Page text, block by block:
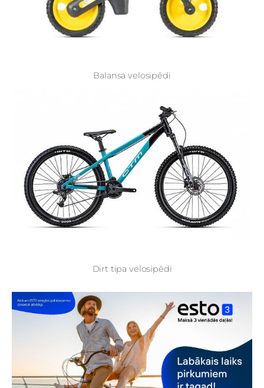
Balansa velosipēdi
Dirt tipa velosipēdi